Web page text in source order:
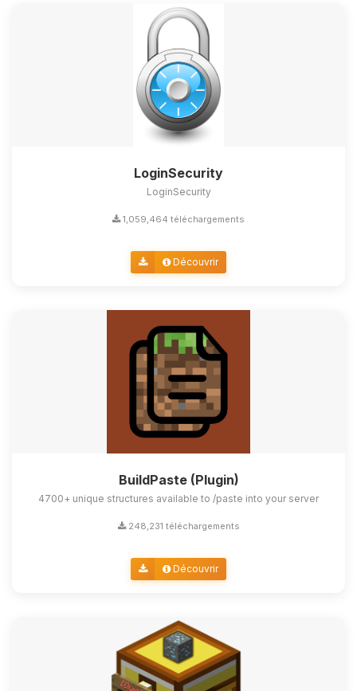
LoginSecurity
LoginSecurity
1,059,464 téléchargements
Découvrir
BuildPaste (Plugin)
4700+ unique structures available to /paste into your server
248,231 téléchargements
Découvrir